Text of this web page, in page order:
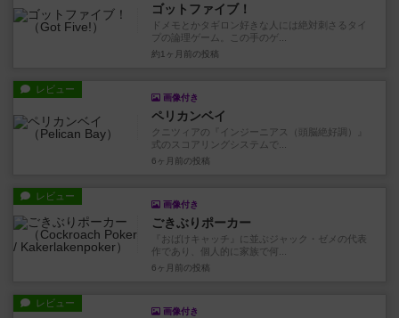
ゴットファイブ！
ドメモとかタギロン好きな人には絶対刺さるタイ
プの論理ゲーム。この手のゲ...
約1ヶ月前 の投稿
レビュー
画像付き
ペリカンベイ
クニツィアの『インジーニアス（頭脳絶好調）』
式のスコアリングシステムで...
6ヶ月前 の投稿
レビュー
画像付き
ごきぶりポーカー
『おばけキャッチ』に並ぶジャック・ゼメの代表
作であり、個人的に家族で何...
6ヶ月前 の投稿
レビュー
画像付き